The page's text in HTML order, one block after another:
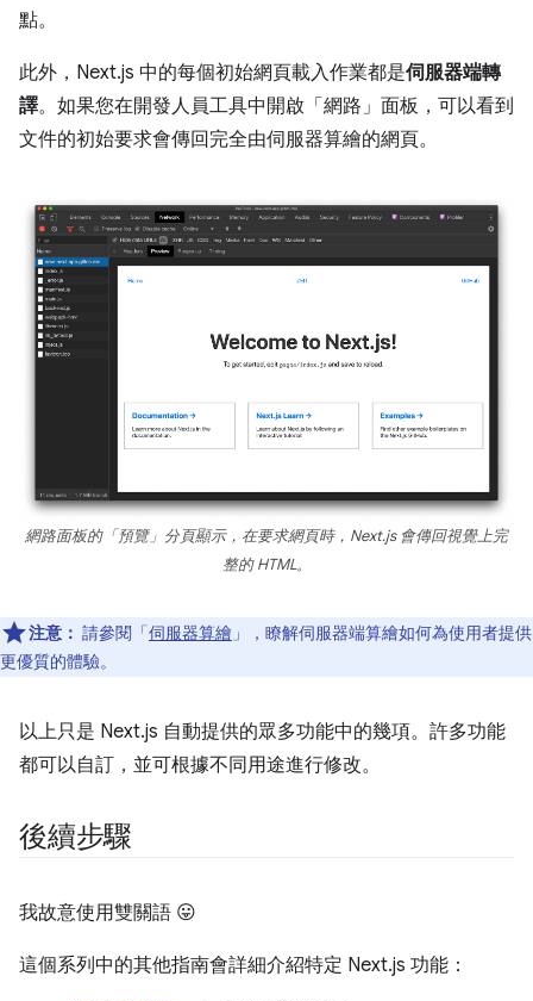
點。
此外，Next.js 中的每個初始網頁載入作業都是伺服器端轉
譯。如果您在開發人員工具中開啟「網路」面板，可以看到
文件的初始要求會傳回完全由伺服器算繪的網頁。
網路面板的「預覽」分頁顯示，在要求網頁時，Next.js 會傳回視覺上完
整的 HTML。
注意： 請參閱「伺服器算繪 」，瞭解伺服器端算繪如何為使用者提供
更優質的體驗。
以上只是 Next.js 自動提供的眾多功能中的幾項。許多功能
都可以自訂，並可根據不同用途進行修改。
後續步驟
我故意使用雙關語 😛
這個系列中的其他指南會詳細介紹特定 Next.js 功能：